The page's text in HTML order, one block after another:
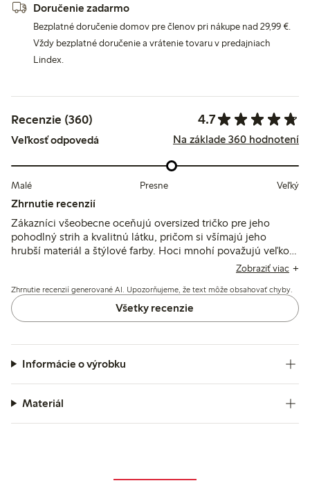
Doručenie zadarmo
Bezplatné doručenie domov pre členov pri nákupe nad 29,99 €.
Vždy bezplatné doručenie a vrátenie tovaru v predajniach
Lindex.
Recenzie (360) 4.7
Veľkosť odpovedá Na základe 360 hodnotení
Malé Presne Veľký
Zhrnutie recenzií
Zákazníci všeobecne oceňujú oversized tričko pre jeho
pohodlný strih a kvalitnú látku, pričom si všímajú jeho
hrubší materiál a štýlové farby. Hoci mnohí považujú veľkosť
za presnú, niektorí navrhujú zvoliť menšiu veľkosť pre lepšie
vyblednutím farby po praní a nekonzistentné veľkosti, ale
celkový pocit zostáva pozitívny pokiaľ ide o pohodlie a
univerzálnosť.
Zobraziť viac
Zhrnutie recenzií generované AI. Upozorňujeme, že text môže obsahovať chyby.
Všetky recenzie
Informácie o výrobku
Materiál